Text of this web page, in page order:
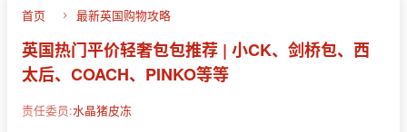
首页 最新英国购物攻略
英国热门平价轻奢包包推荐 | 小CK、剑桥包、西
太后、COACH、PINKO等等
责任委员:水晶猪皮冻